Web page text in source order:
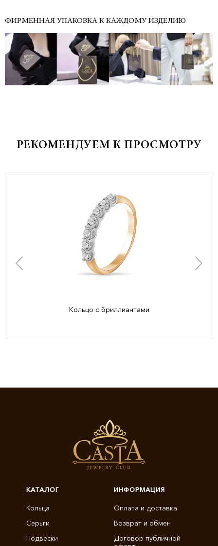
ФИРМЕННАЯ УПАКОВКА К КАЖДОМУ ИЗДЕЛИЮ
РЕКОМЕНДУЕМ К ПРОСМОТРУ
Кольцо с бриллиантами
КАТАЛОГ
Кольца
Серьги
Подвески
ИНФОРМАЦИЯ
Оплата и доставка
Возврат и обмен
Договор публичной